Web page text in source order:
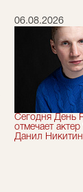
06.08.2026
Сегодня День
отмечает
Данил Никитин